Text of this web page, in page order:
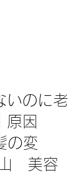
いのに老
原因
の変
美容